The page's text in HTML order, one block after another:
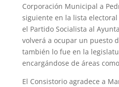
Corporación Municipal a
siguiente en la lista
el Partido Socialista al
volverá a ocupar un puesto
también lo fue en la
encargándose de áreas
El Consistorio agradece a